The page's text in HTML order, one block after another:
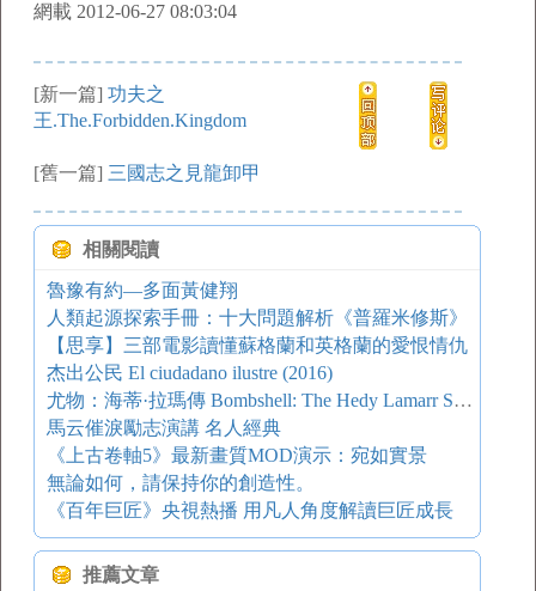
網載 2012-06-27 08:03:04
[新一篇] 功夫之
王.The.Forbidden.Kingdom
[舊一篇] 三國志之見龍卸甲
相關閱讀
魯豫有約—多面黃健翔
人類起源探索手冊：十大問題解析《普羅米修斯》
【思享】三部電影讀懂蘇格蘭和英格蘭的愛恨情仇
杰出公民 El ciudadano ilustre (2016)
尤物：海蒂·拉瑪傳 Bombshell: The Hedy Lamarr Story (2017)
馬云催淚勵志演講 名人經典
《上古卷軸5》最新畫質MOD演示：宛如實景
無論如何，請保持你的創造性。
《百年巨匠》央視熱播 用凡人角度解讀巨匠成長
推薦文章